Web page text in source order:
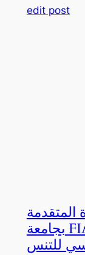
edit post
المتقدمة
بجامعة FIA يزورون ملعب رولان
للتنس